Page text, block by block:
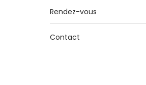
Rendez-vous
Contact